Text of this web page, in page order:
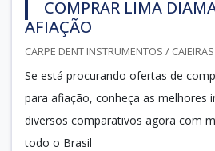
COMPRAR LIMA
AFIAÇÃO
CARPE DENT INSTRUMENTOS /
Se está procurando ofertas de
para afiação, conheça as melhores
diversos comparativos agora com
todo o Brasil